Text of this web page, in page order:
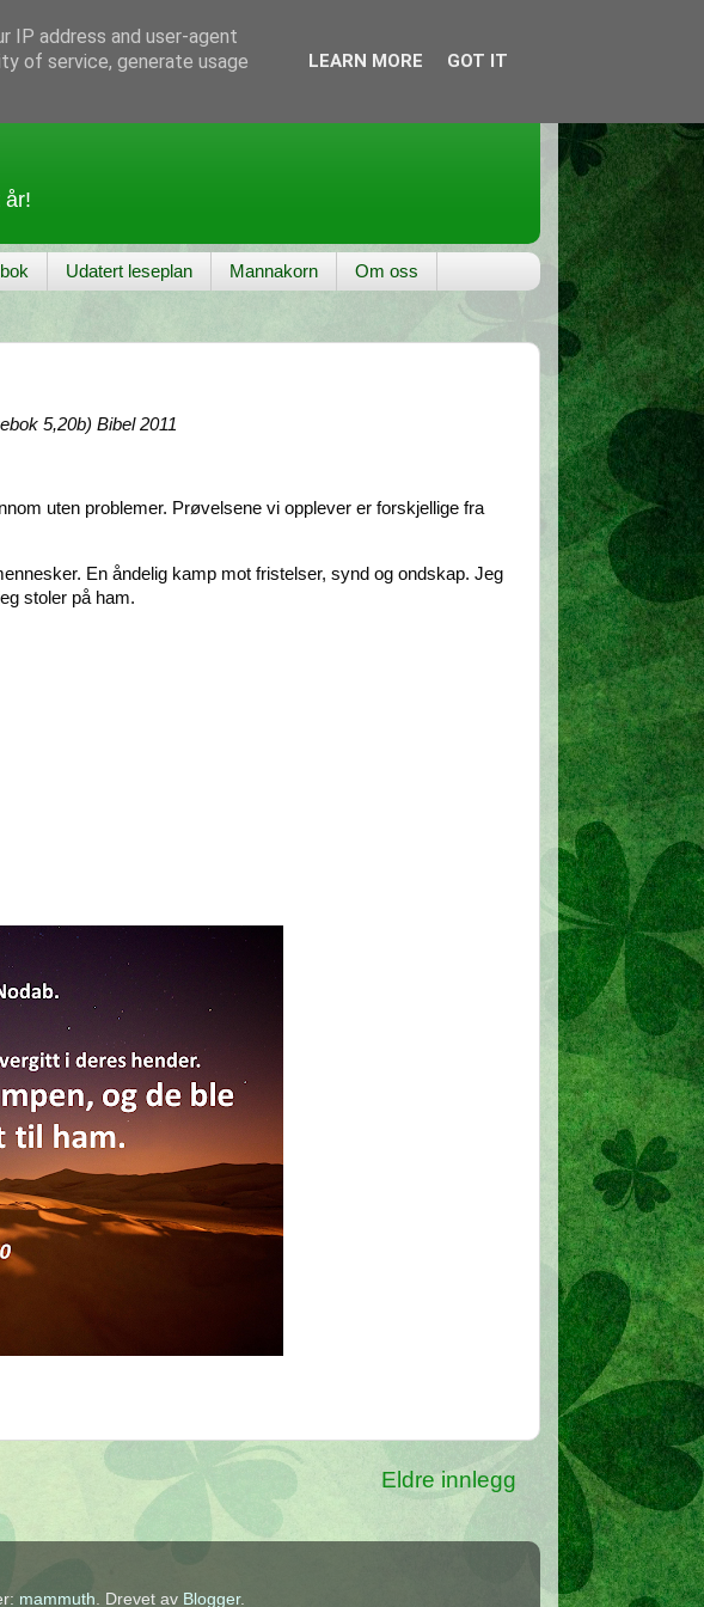
år!
Udatert leseplan Mannakorn Om oss
5,20b) Bibel 2011
uten problemer. Prøvelsene vi opplever er forskjellige fra
En åndelig kamp mot fristelser, synd og ondskap. Jeg
stoler på ham.
Eldre innlegg
mammuth. Drevet av Blogger.
IP address and user-agent
of service, generate usage
LEARN MORE GOT IT